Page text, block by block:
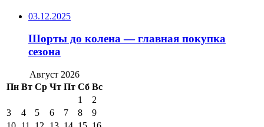
03.12.2025
Шорты до колена — главная покупка
сезона
Август 2026
Пн Вт Ср Чт Пт Сб Вс
1
2
3
4 5 6 7 8
9